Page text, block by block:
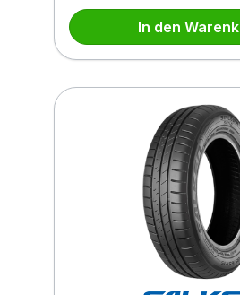
In den